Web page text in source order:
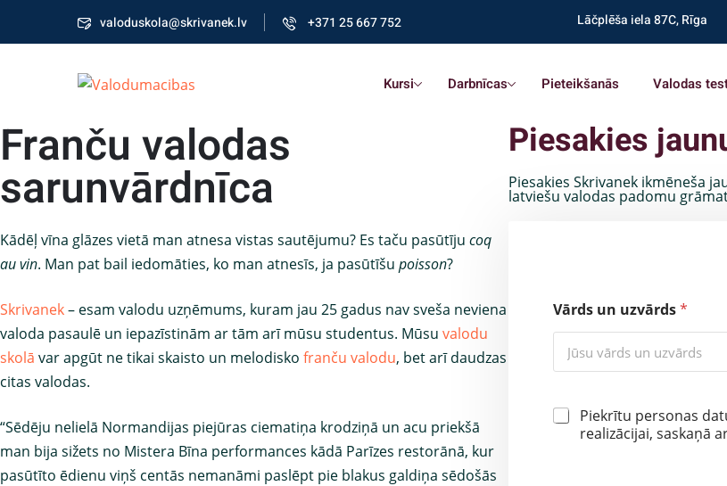
valoduskola@skrivanek.lv +371 25 667 752 Lāčplēša iela 87C, Rīga
Kursi Darbnīcas Pieteikšanās Valodas
Franču valodas
sarunvārdnīca
Kādēļ vīna glāzes vietā man atnesa vistas sautējumu? Es taču pasūtīju coq
au vin. Man pat bail iedomāties, ko man atnesīs, ja pasūtīšu poisson?
Skrivanek– esam valodu uzņēmums, kuram jau 25 gadus nav sveša neviena
valoda pasaulē un iepazīstinām ar tām arī mūsu studentus. Mūsu valodu
skolā var apgūt ne tikai skaisto un melodisko franču valodu, bet arī daudzas
citas valodas.
“Sēdēju nelielā Normandijas piejūras ciematiņa krodziņā un acu priekšā
man bija sižets no Mistera Bīna performances kādā Parīzes restorānā, kur
pasūtīto ēdienu viņš centās nemanāmi paslēpt pie blakus galdiņa sēdošās
Piesakies
Piesakies Skrivanek ikmēneša
latviešu valodas padomu
Vārds un uzvārds*
u
n
*
Piekrītu personas
realizācijai, saskaņā